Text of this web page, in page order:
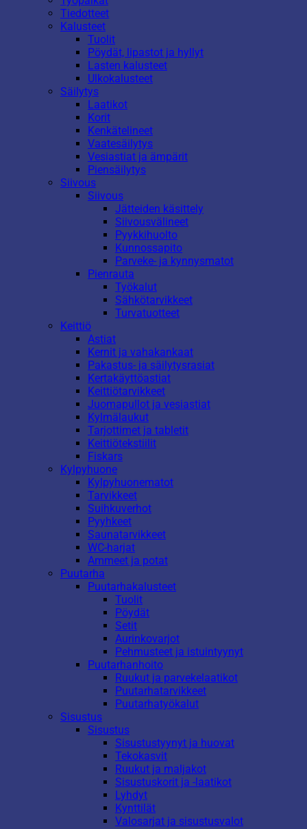
Tiedotteet
Kalusteet
Tuolit
Pöydät, lipastot ja hyllyt
Lasten kalusteet
Ulkokalusteet
Säilytys
Laatikot
Korit
Kenkätelineet
Vaatesäilytys
Vesiastiat ja ämpärit
Piensäilytys
Siivous
Siivous
Jätteiden käsittely
Siivousvälineet
Pyykkihuolto
Kunnossapito
Parveke- ja kynnysmatot
Pienrauta
Työkalut
Sähkötarvikkeet
Turvatuotteet
Keittiö
Astiat
Kernit ja vahakankaat
Pakastus- ja säilytysrasiat
Kertakäyttöastiat
Keittiötarvikkeet
Juomapullot ja vesiastiat
Kylmälaukut
Tarjottimet ja tabletit
Keittiötekstiilit
Fiskars
Kylpyhuone
Kylpyhuonematot
Tarvikkeet
Suihkuverhot
Pyyhkeet
Saunatarvikkeet
WC-harjat
Ammeet ja potat
Puutarha
Puutarhakalusteet
Tuolit
Pöydät
Setit
Aurinkovarjot
Pehmusteet ja istuintyynyt
Puutarhanhoito
Ruukut ja parvekelaatikot
Puutarhatarvikkeet
Puutarhatyökalut
Sisustus
Sisustus
Sisustustyynyt ja huovat
Tekokasvit
Ruukut ja maljakot
Sisustuskorit ja -laatikot
Lyhdyt
Kynttilät
Valosarjat ja sisustusvalot